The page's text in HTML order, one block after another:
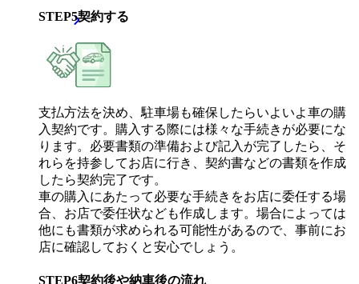
STEP5契約する
支払方法を決め、駐車場も確保したらいよいよ車の購
入契約です。購入する際には様々な手続きが必要にな
ります。必要書類の準備および記入が完了したら、そ
れらを持参してお店に行き、契約書などの書類を作成
したら契約完了です。
車の購入にあたって必要な手続きをお店に委任する場
合、お店で委任状なども作成します。場合によっては
他にも書類が求められる可能性があるので、事前にお
店に確認しておくと安心でしょう。
STEP6契約後や納車後の流れ